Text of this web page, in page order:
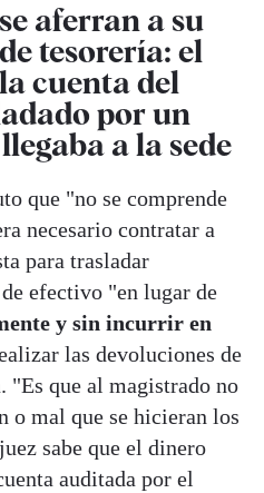
aferran a su
tesorería: el
cuenta del
por un
a la sede
que "no se comprende
necesario contratar a
para trasladar
efectivo "en lugar de
y sin incurrir en
las devoluciones de
"Es que al magistrado no
o mal que se hicieran los
sabe que el dinero
auditada por el